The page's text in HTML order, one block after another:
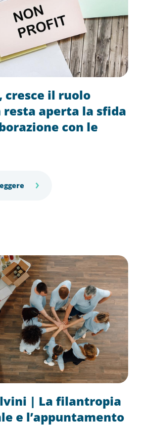
cresce il ruolo
resta aperta la sfida
con le
| La filantropia
e l’appuntamento